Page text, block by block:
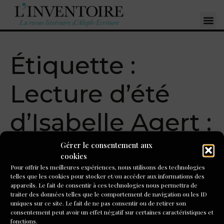
Gérer le consentement aux
cookies
Pour offrir les meilleures expériences, nous utilisons des technologies
telles que les cookies pour stocker et/ou accéder aux informations des
appareils. Le fait de consentir à ces technologies nous permettra de
traiter des données telles que le comportement de navigation ou les ID
uniques sur ce site. Le fait de ne pas consentir ou de retirer son
consentement peut avoir un effet négatif sur certaines caractéristiques et
fonctions.
Étiquette :
Lecture d’été
d’Isabelle Agert :
« Misericordia »
Lecture d’été d’Isabelle
Agert : « Misericordia », de